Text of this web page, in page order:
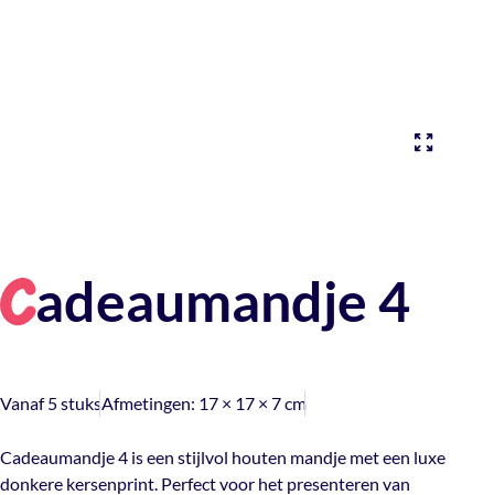
Cadeaumandje 4
Vanaf 5 stuksAfmetingen: 17 × 17 × 7 cm
Cadeaumandje 4 is een stijlvol houten mandje met een luxe
donkere kersenprint. Perfect voor het presenteren van